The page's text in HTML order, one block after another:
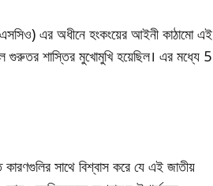
এর অধীনে হংকংয়ের আইনী কাঠামো এই
গুরুতর শাস্তির মুখোমুখি হয়েছিল। এর মধ্যে 5
সাথে বিশ্বাস করে যে এই জাতীয়